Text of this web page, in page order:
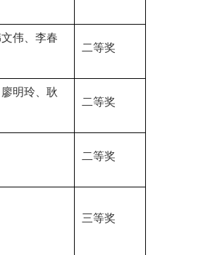
伟、李春
二等奖
明玲、耿
二等奖
二等奖
三等奖